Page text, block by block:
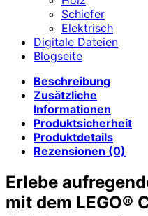
Schiefer
Elektrisch
Digitale Dateien
Blogseite
Beschreibung
Zusätzliche
Informationen
Produktsicherheit
Produktdetails
Rezensionen (0)
Erlebe
mit dem LEGO®